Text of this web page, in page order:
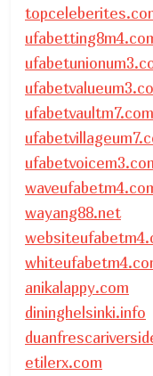
ufabetvaultm7.com
wayang88.net
anikalappy.com
dininghelsinki.info
etilerx.com